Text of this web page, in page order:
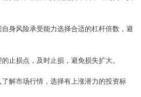
身风险承受能力选择合适的杠杆倍数，避
止损点，及时止损，避免损失扩大。
解市场行情，选择有上涨潜力的投资标